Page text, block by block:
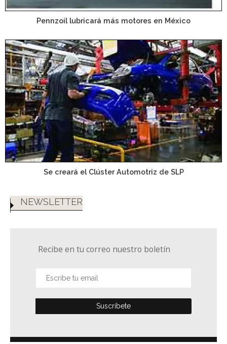
Pennzoil lubricará más motores en México
Se creará el Clúster Automotriz de SLP
NEWSLETTER
Recibe en tu correo nuestro boletín